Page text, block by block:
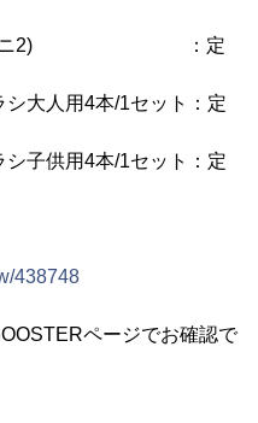
ド2、ミニ2) ：定
大人用4本/1セット：定
子供用4本/1セット：定
438748
ページでお確認で